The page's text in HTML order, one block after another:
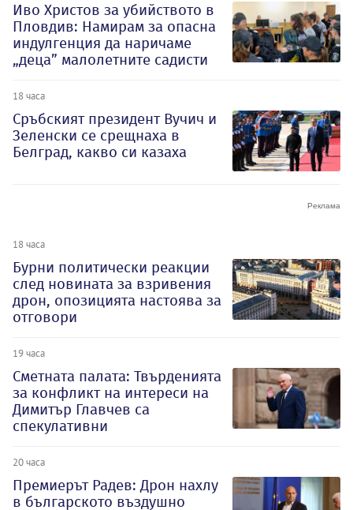
Иво Христов за убийството в
Пловдив: Намирам за опасна
индулгенция да наричаме
„деца” малолетните садисти
18 часа
Сръбският президент Вучич и
Зеленски се срещнаха в
Белград, какво си казаха
18 часа
Бурни политически реакции
след новината за взривения
дрон, опозицията настоява за
отговори
19 часа
Сметната палата: Твърденията
за конфликт на интереси на
Димитър Главчев са
спекулативни
20 часа
Премиерът Радев: Дрон нахлу
в българското въздушно